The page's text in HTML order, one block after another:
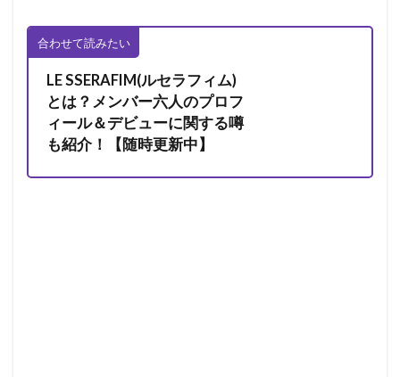
合わせて読みたい
LE SSERAFIM(ルセラフィム)
とは？メンバー六人のプロフ
ィール＆デビューに関する噂
も紹介！【随時更新中】